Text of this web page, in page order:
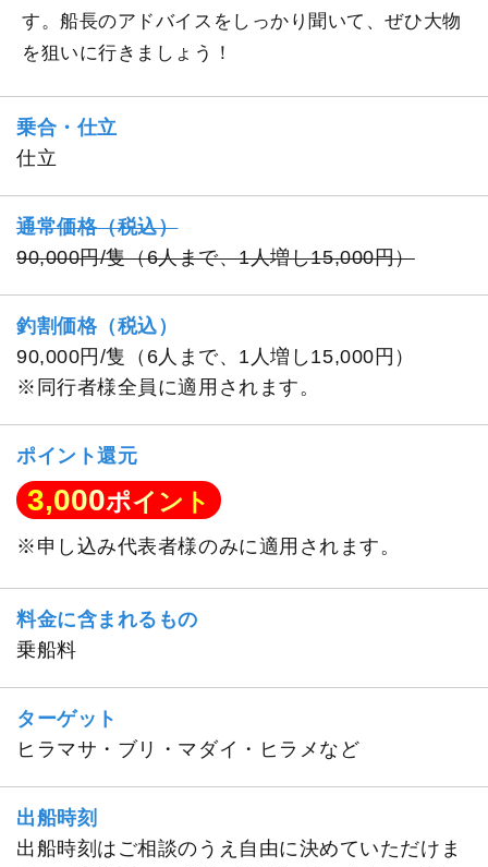
す。船長のアドバイスをしっかり聞いて、ぜひ大物
を狙いに行きましょう！
乗合・仕立
仕立
通常価格（税込）
90,000円/隻（6人まで、1人増し15,000円）
釣割価格（税込）
90,000円/隻（6人まで、1人増し15,000円）
※同行者様全員に適用されます。
ポイント還元
3,000ポイント
※申し込み代表者様のみに適用されます。
料金に含まれるもの
乗船料
ターゲット
ヒラマサ・ブリ・マダイ・ヒラメなど
出船時刻
出船時刻はご相談のうえ自由に決めていただけま